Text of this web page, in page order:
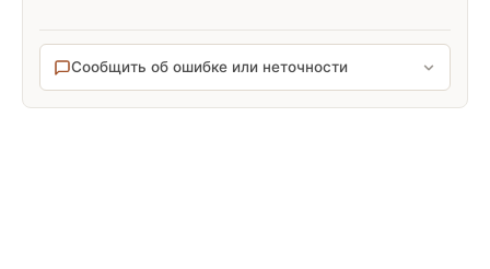
Сообщить об ошибке или неточности